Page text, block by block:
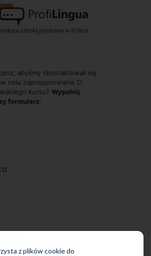
z plików cookie do
abyśmy skontaktowali się
celu zaproponowania Ci
kursu? Wypełnij
formularz: